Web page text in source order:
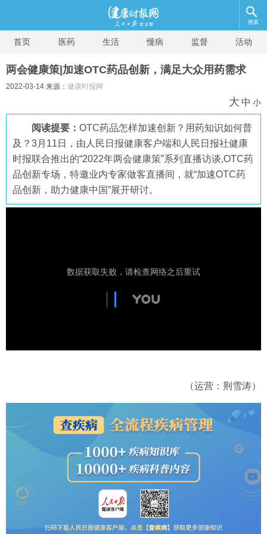
搜索
首页 医药 生活 慢病 监督 活动
两会健康策|加速OTC药品创新，满足大众用药需求
2022-03-14 来源： 健康时报网
大 中 小
阅读提要： OTC药品怎样加速创新？用药知识如何普
及？3月11日，由人民日报健康客户端和人民日报社健康
时报联合推出的“2022年两会健康策”系列直播访谈,OTC药
品创新专场，特邀业内专家做客直播间，就“加速OTC药
品创新，助力健康中国”展开研讨。
（运营：荆雪涛）